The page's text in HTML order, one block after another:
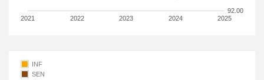
2021 2022 2023 2024 2025
92.00
INF
SEN